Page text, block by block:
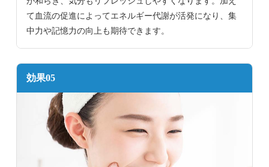
て血流の促進によってエネルギー代謝が活発になり、集
中力や記憶力の向上も期待できます。
効果05